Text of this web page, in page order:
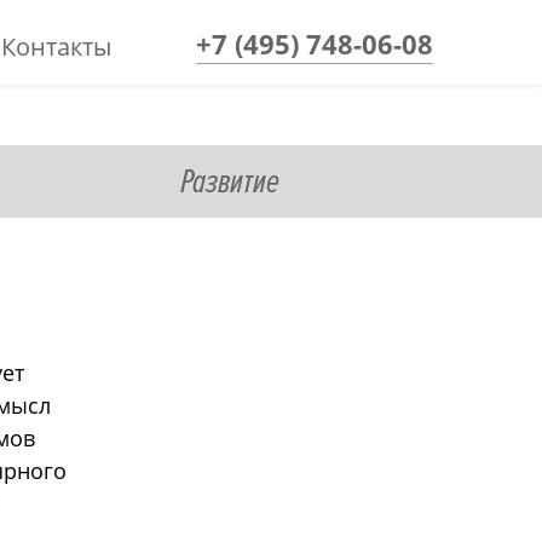
Контакты +7 (495) 748-06-08
Развитие